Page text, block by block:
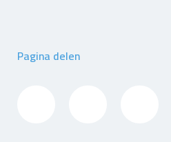
Pagina delen